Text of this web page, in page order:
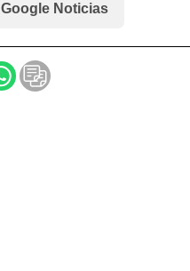
Google Noticias